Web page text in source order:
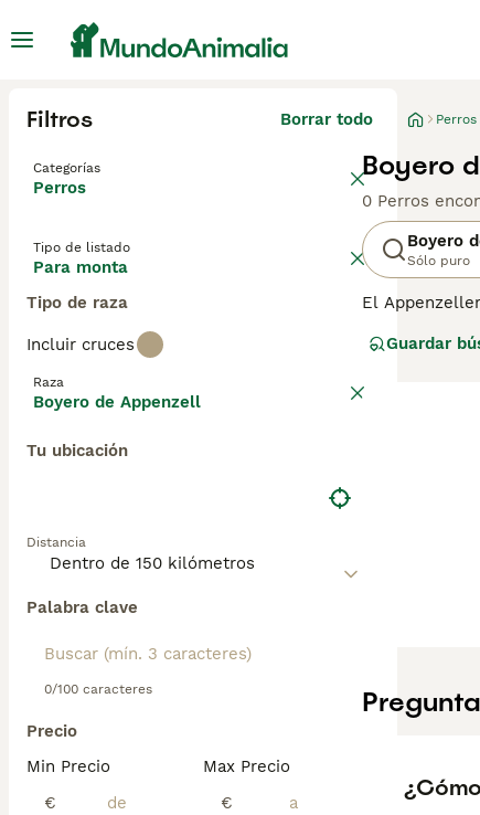
Filtros Borrar todo
Categorías
Perros
Tipo de listado
Para monta
Tipo de raza
Incluir cruces
Raza
Boyero de Appenzell
Tu ubicación
Distancia
Palabra clave
0/100 caracteres
Precio
Min Precio
€
Max Precio
€
Perros
Boyero
0 Perros
Boyero
Sólo puro
El
guardianes
intrépidos.
Guardar